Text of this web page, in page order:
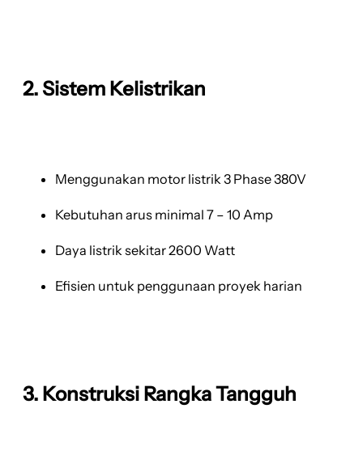
2. Sistem Kelistrikan
Menggunakan motor listrik 3 Phase 380V
Kebutuhan arus minimal 7 – 10 Amp
Daya listrik sekitar 2600 Watt
Efisien untuk penggunaan proyek harian
3. Konstruksi Rangka Tangguh